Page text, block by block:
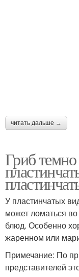
Интересный
Червивые
читать дальше →
Гриб
У пластинчатых
может ломаться
блюд. Особенно
жаренном или
Примечание: По
представителей